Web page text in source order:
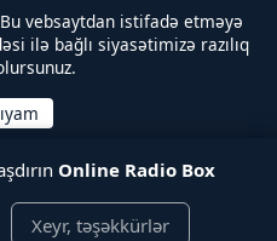
vebsaytdan istifadə etməyə
ilə bağlı siyasətimizə razılıq
Online Radio Box
Xeyr, təşəkkürlər